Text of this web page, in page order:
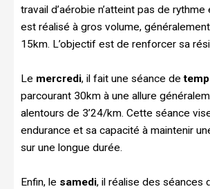
travail d’aérobie n’atteint pas de
est réalisé à gros volume,
15km. L’objectif est de renforcer sa
Le mercredi, il fait une séance de
parcourant 30km à une allure
alentours de 3’24/km. Cette séance
endurance et sa capacité à maintenir
sur une longue durée.
Enfin, le samedi, il réalise des séances